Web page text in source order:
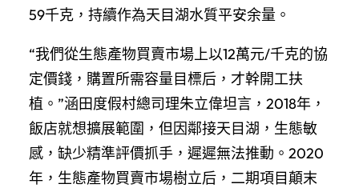
59千克，持續作為天目湖水質平安余量。
“我們從生態產物買賣市場上以12萬元/千克的協
定價錢，購置所需容量目標后，才幹開工扶
植。”涵田度假村總司理朱立偉坦言，2018年，
飯店就想擴展範圍，但因鄰接天目湖，生態敏
感，缺少精準評價抓手，遲遲無法推動。2020
年，生態產物買賣市場樹立后，二期項目顛末